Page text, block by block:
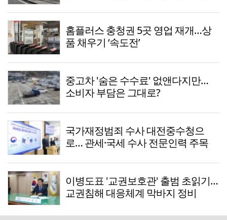
홈플러스 충청권 5곳 영업 재개…상
품 채우기 ‘속도전’
중고차 '숨은 수수료' 없앤다지만…
소비자 부담은 그대로?
국가재정범죄 수사 대전중수청으
로… 관세·국세 수사 전문인력 주목
이병도표 '교권보호관' 출범 초읽기…
교권침해 대응체계 막바지 정비